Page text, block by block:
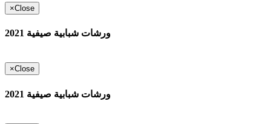
×Close
ورشات شبابية صيفية 2021
×Close
ورشات شبابية صيفية 2021